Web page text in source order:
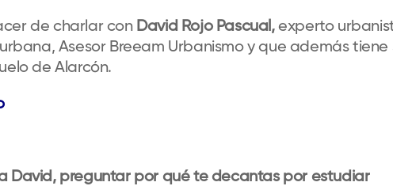
de charlar con David Rojo Pascual,experto
Asesor Breeam Urbanismo y que además tiene
de Alarcón.
David, preguntar por qué te decantas por estudiar